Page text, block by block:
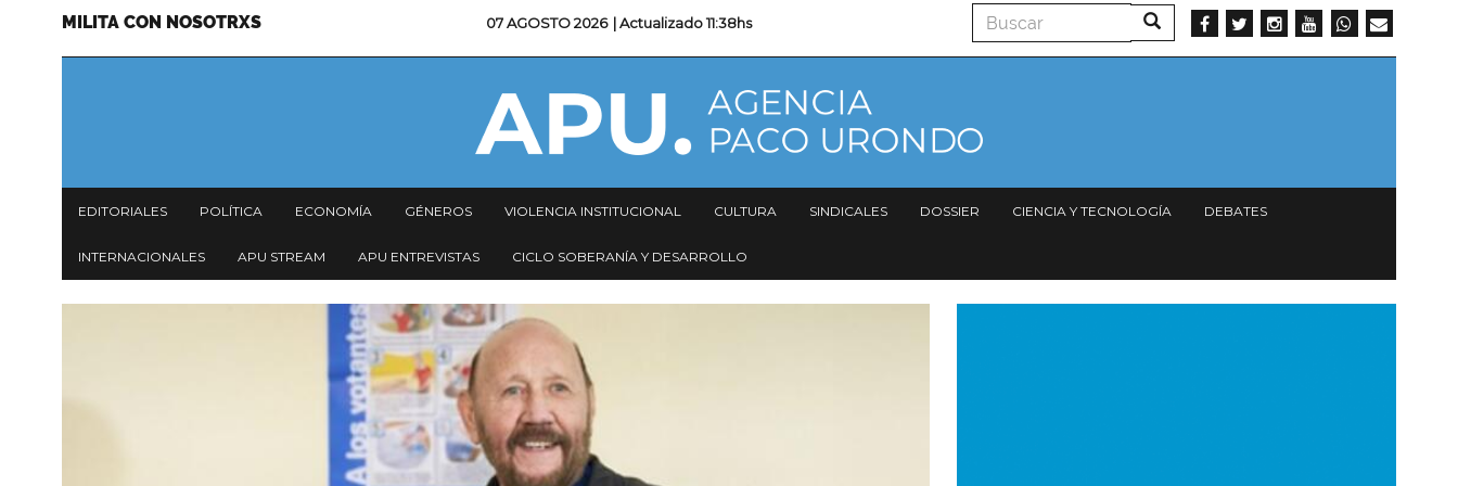
Menu
MILITA CON NOSOTRXS 07 AGOSTO 2026 | Actualizado11:38hs Buscar Buscar
Navegación
principal
EDITORIALES POLÍTICA ECONOMÍA GÉNEROS VIOLENCIA INSTITUCIONAL CULTURA SINDICALES DOSSIER CIENCIA Y TECNOLOGÍA DEBATES
INTERNACIONALES APU STREAM APU ENTREVISTAS CICLO SOBERANÍA Y DESARROLLO